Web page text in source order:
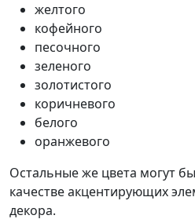
желтого
кофейного
песочного
зеленого
золотистого
коричневого
белого
оранжевого
Остальные же цвета могут
качестве акцентирующих
декора.